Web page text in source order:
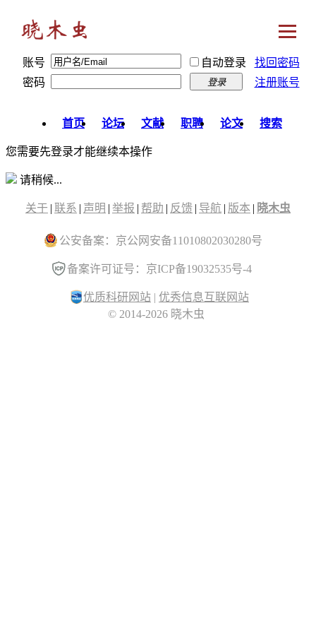
账号 自动登录
找回密码
密码
登录 注册账号
首页 论坛 文献 职聘 论文 搜索
您需要先登录才能继续本操作
请稍候...
关于 | 联系 | 声明 | 举报 | 帮助 | 反馈 | 导航 | 版本 | 晓木虫
公安备案：京公网安备11010802030280号
备案许可证号：京ICP备19032535号-4
优质科研网站 | 优秀信息互联网站
© 2014-2026 晓木虫